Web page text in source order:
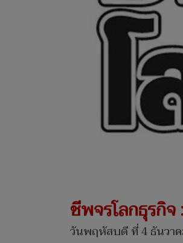
ชีพจรโลกธุรกิ
วันพฤหัสบดี ที่ 4 ธันวาค